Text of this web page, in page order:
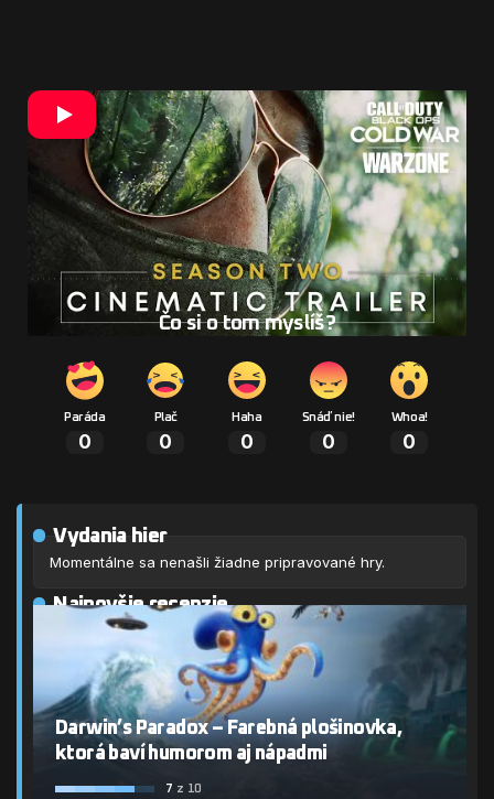
Na záver musíme spomenúť aj jednu zaujímavú
špekuláciu.Šušká sa, že Call of Duty Warzone
má byť obohatený o zombie prvky.Či sa ich
dočkáme ukáže len čas. Informácie priniesol
portál VG 247.
Čo si o tom myslíš?
Paráda
0
Plač
0
Haha
0
Snáď nie!
0
Whoa!
0
Vydania hier
Momentálne sa nenašli žiadne pripravované hry.
Najnovšie recenzie
Darwin’s Paradox – Farebná plošinovka,
ktorá baví humorom aj nápadmi
7 z 10